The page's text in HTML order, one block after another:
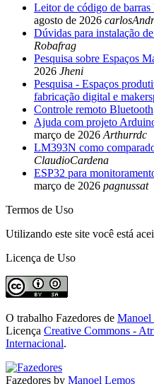
Leitor de código de
agosto de 2026
Dúvidas para instalação
Robafrag
Pesquisa sobre Espaços
2026 Jheni
Pesquisa - Espaços
fabricação digital e
Controle remoto Bluetooth
Ajuda com projeto
março de 2026 Arthurrdc
LM393N como
ClaudioCardena
ESP32 para
março de 2026 pagnussat
Termos de Uso
Utilizando este site você está
Licença de Uso
O trabalho Fazedores de Manoel
Licença Creative Commons -
Internacional.
Fazedores by Manoel Lemos